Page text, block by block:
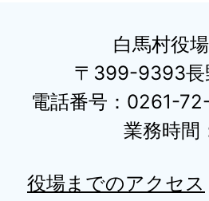
白馬村役場
〒399-9393長
電話番号：0261-
業務時間
役場までのアクセス